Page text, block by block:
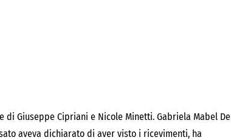
Giuseppe Cipriani e Nicole Minetti. Gabriela Mabel De
aveva dichiarato di aver visto i ricevimenti, ha